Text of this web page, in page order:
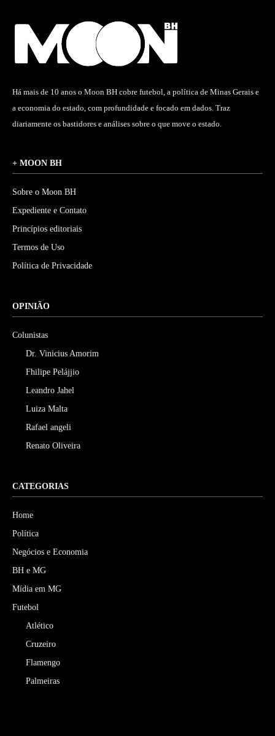
Há mais de 10 anos o Moon BH cobre futebol, a política de Minas Gerais e
a economia do estado, com profundidade e focado em dados. Traz
diariamente os bastidores e análises sobre o que move o estado.
+ MOON BH
Sobre o Moon BH
Expediente e Contato
Princípios editoriais
Termos de Uso
Política de Privacidade
OPINIÃO
Colunistas
Dr. Vinicius Amorim
Fhilipe Pelájjio
Leandro Jahel
Luiza Malta
Rafael angeli
Renato Oliveira
CATEGORIAS
Home
Política
Negócios e Economia
BH e MG
Mídia em MG
Futebol
Atlético
Cruzeiro
Flamengo
Palmeiras